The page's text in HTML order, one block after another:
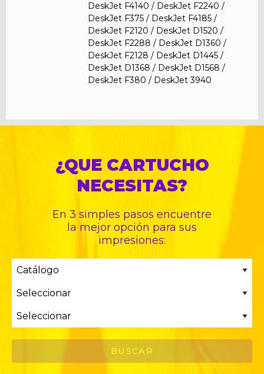
DeskJet F4140 / DeskJet F2240 /
DeskJet F375 / DeskJet F4185 /
DeskJet F2120 / DeskJet D1520 /
DeskJet F2288 / DeskJet D1360 /
DeskJet F2128 / DeskJet D1445 /
DeskJet D1368 / DeskJet D1568 /
DeskJet F380 / DeskJet 3940
¿QUE CARTUCHO
NECESITAS?
En 3 simples pasos encuentre
la mejor opción para sus
impresiones: